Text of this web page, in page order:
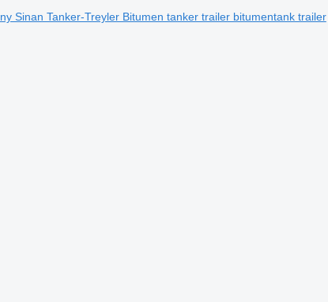
ny Sinan Tanker-Treyler Bitumen tanker trailer bitumentank trailer